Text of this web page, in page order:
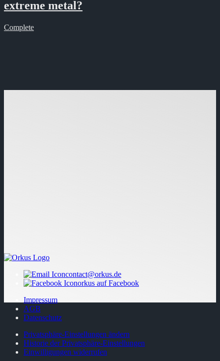
extreme metal?
Complete
contact@orkus.de
orkus auf Facebook
Impressum
AGB
Datenschutz
Privatsphäre-Einstellungen ändern
Historie der Privatsphäre-Einstellungen
Einwilligungen widerrufen